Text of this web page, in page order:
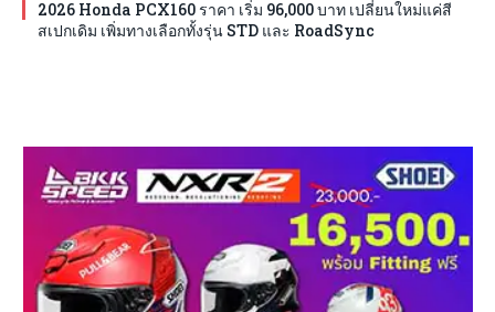
2026 Honda PCX160 ราคา เริ่ม 96,000 บาท เปลี่ยนใหม่แค่สี
สเปกเดิม เพิ่มทางเลือกทั้งรุ่น STD และ RoadSync